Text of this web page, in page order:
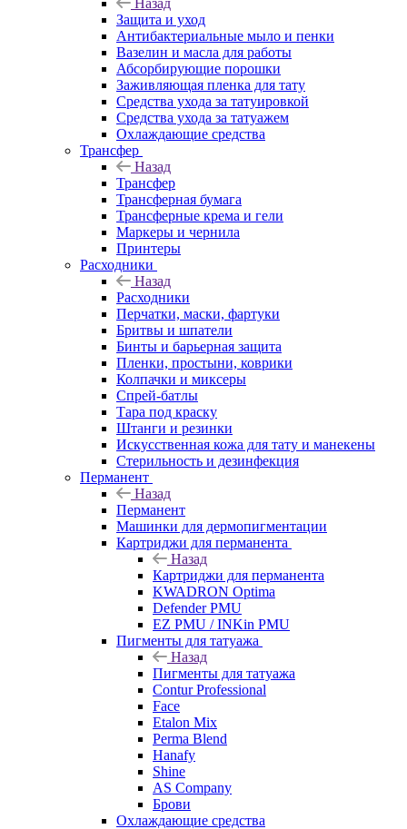
Назад
Защита и уход
Антибактериальные мыло и пенки
Вазелин и масла для работы
Абсорбирующие порошки
Заживляющая пленка для тату
Средства ухода за татуировкой
Средства ухода за татуажем
Охлаждающие средства
Трансфер
Назад
Трансфер
Трансферная бумага
Трансферные крема и гели
Маркеры и чернила
Принтеры
Расходники
Назад
Расходники
Перчатки, маски, фартуки
Бритвы и шпатели
Бинты и барьерная защита
Пленки, простыни, коврики
Колпачки и миксеры
Спрей-батлы
Тара под краску
Штанги и резинки
Искусственная кожа для тату и манекены
Стерильность и дезинфекция
Перманент
Назад
Перманент
Машинки для дермопигментации
Картриджи для перманента
Назад
Картриджи для перманента
KWADRON Optima
Defender PMU
EZ PMU / INKin PMU
Пигменты для татуажа
Назад
Пигменты для татуажа
Contur Professional
Face
Etalon Mix
Perma Blend
Hanafy
Shine
AS Company
Брови
Охлаждающие средства